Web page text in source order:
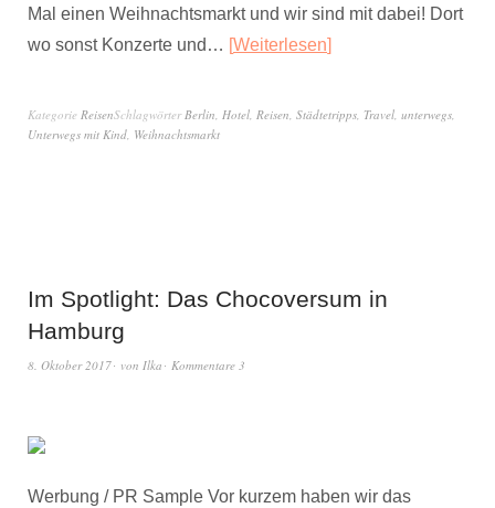
Mal einen Weihnachtsmarkt und wir sind mit dabei! Dort
wo sonst Konzerte und… Weiterlesen
Kategorie ReisenSchlagwörterBerlin, Hotel, Reisen, Städtetripps, Travel, unterwegs,
Unterwegs mit Kind, Weihnachtsmarkt
Im Spotlight: Das Chocoversum in
Hamburg
8. Oktober 2017 von Ilka Kommentare 3
Werbung / PR Sample Vor kurzem haben wir das